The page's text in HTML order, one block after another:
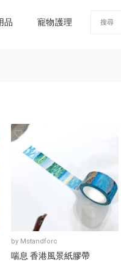
品 寵物護理
by Mstandforc
喘息 香港風景紙膠帶